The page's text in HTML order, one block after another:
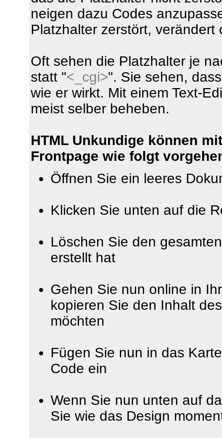
neigen dazu Codes
Platzhalter zerstört, verändert
Oft sehen die Platzhalter je
statt "<_cgi>". Sie sehen,
wie er wirkt. Mit einem Text-
meist selber beheben.
HTML Unkundige können
Frontpage wie folgt
Öffnen Sie ein leeres
Klicken Sie unten auf die
Löschen Sie den
erstellt hat
Gehen Sie nun online in
kopieren Sie den Inhalt
möchten
Fügen Sie nun in das
Code ein
Wenn Sie nun unten auf
Sie wie das Design